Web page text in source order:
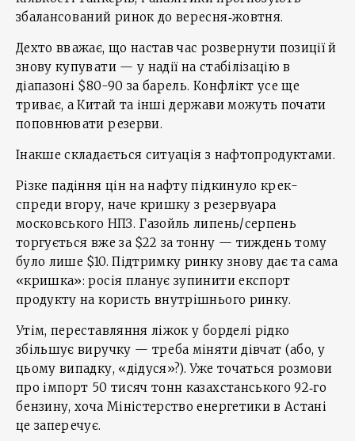
збалансований ринок до вересня‑жовтня.
Дехто вважає, що настав час розвернути позиції й
знову купувати — у надії на стабілізацію в
діапазоні $80-90 за барель. Конфлікт усе ще
триває, а Китай та інші держави можуть почати
поповнювати резерви.
Інакше складається ситуація з нафтопродуктами.
Різке падіння цін на нафту підкинуло крек-
спреди вгору, наче кришку з резервуара
московського НПЗ. Газойль липень/серпень
торгується вже за $22 за тонну — тиждень тому
було лише $10. Підтримку ринку знову дає та сама
«кришка»: росія планує зупинити експорт
продукту на користь внутрішнього ринку.
Утім, переставляння ліжок у борделі рідко
збільшує виручку — треба міняти дівчат (або, у
цьому випадку, «дідуся»?). Уже точаться розмови
про імпорт 50 тисяч тонн казахстанського 92‑го
бензину, хоча Міністерство енергетики в Астані
це заперечує.